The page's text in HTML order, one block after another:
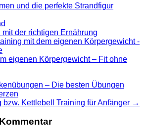
und die perfekte Strandfigur
mit der richtigen Ernährung
eigenen Körpergewicht – Fit ohne
– Die besten Übungen
bzw. Kettlebell Training für Anfänger →